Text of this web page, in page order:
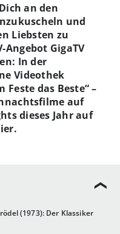
(1973): Der Klassiker
an den
und
Liebsten zu
Angebot GigaTV
In der
Videothek
Feste das Beste“ –
auf
dieses Jahr auf